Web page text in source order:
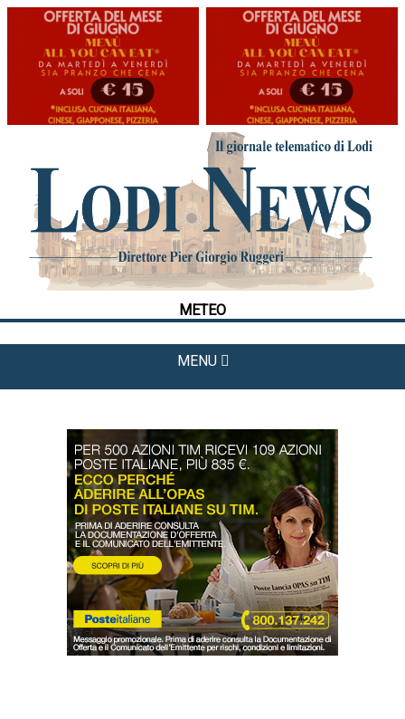
METEO
MENU
HOME
CRONACA
POLITICA
LA FOTO
METEO
CULTURA
DAL TERRITORIO
OROSCOPO
LA PIAZZA
ANIMALI
OCCHIO ALLA TRUFFA
NECROLOGI